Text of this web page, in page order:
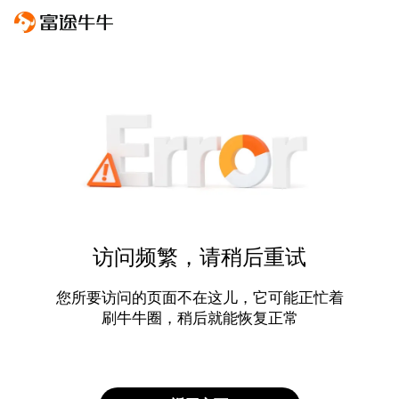
访问频繁，请稍后重试
您所要访问的页面不在这儿，它可能正忙着
刷牛牛圈，稍后就能恢复正常